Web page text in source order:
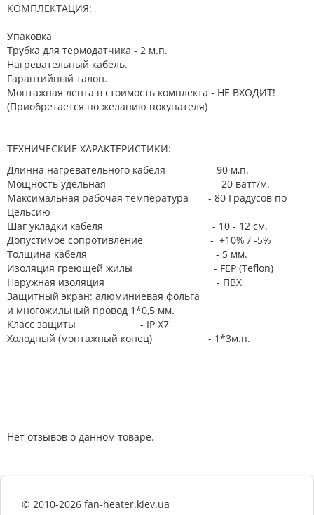
КОМПЛЕКТАЦИЯ:
Упаковка
Трубка для термодатчика - 2 м.п.
Нагревательный кабель.
Гарантийный талон.
Монтажная лента в стоимость комплекта - НЕ ВХОДИТ!
(Приобретается по желанию покупателя)
ТЕХНИЧЕСКИЕ ХАРАКТЕРИСТИКИ:
Длинна нагревательного кабеля - 90 м,п.
Мощность удельная - 20 ватт/м.
Максимальная рабочая температура - 80 Градусов по
Цельсию
Шаг укладки кабеля - 10 - 12 см.
Допустимое сопротивление - +10% / -5%
Толщина кабеля - 5 мм.
Изоляция греющей жилы - FEP (Teflon)
Наружная изоляция - ПВХ
Защитный экран: алюминиевая фольга
и многожильный провод 1*0,5 мм.
Класс защиты - IP X7
Холодный (монтажный конец) - 1*3м.п.
Нет отзывов о данном товаре.
© 2010-2026 fan-heater.kiev.ua